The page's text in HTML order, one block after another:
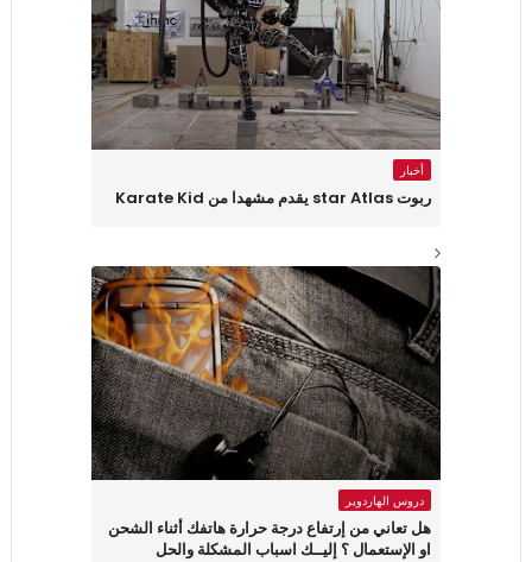
أخبار
ربوت star Atlas يقدم مشهدا من Karate Kid
دروس الهاردوير
هل تعاني من إرتفاع درجة حرارة هاتفك أثناء الشحن
او الإستعمال ؟ إليــك اسباب المشكلة والحل